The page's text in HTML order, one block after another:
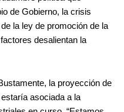
de Gobierno, la crisis
la ley de promoción de la
desalientan la
la proyección de
asociada a la